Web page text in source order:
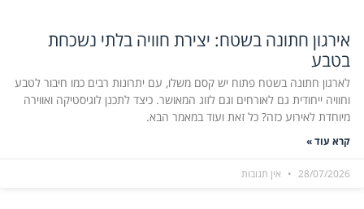
אירגון חתונה בשטח: יצירת חוויה בלתי נשכחת
בטבע
לארגון חתונה בשטח פתוח יש קסם משלו, עם יתרונות רבים כמו חיבור לטבע
וחוויה ייחודית גם לאורחים וגם לזוג המאושר. כיצד לתכנן לוגיסטיקה ואווירה
מיוחדת לאירוע כזה? כל זאת ועוד במאמר הבא.
קרא עוד »
28/07/2026 אין תגובות